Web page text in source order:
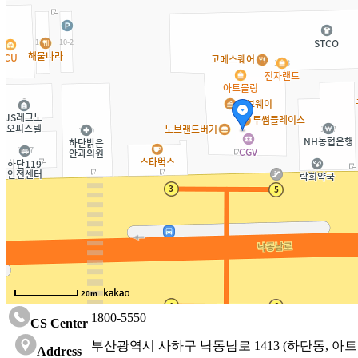
20m
CS Center 1800-5550
Address 부산광역시 사하구 낙동남로 1413 (하단동, 아